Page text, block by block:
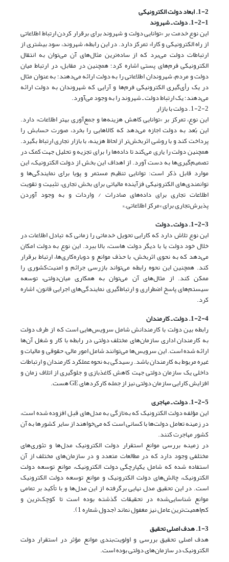
1-2. ابعاد دولت الکترونیکی
1-2-1. دولت ـ شهروند
این نوع خدمت بر »توانایی دولت و شهروند برای ‌برقرار کردن ارتباط اطلاعاتی
از راه الکترونیکی و کارا« تمرکز دارد. در این رابطه‌، شهروند، سود بیشتری از
ارتباطات‌ دولت می‌برد که از ساده‌ترین مثال‌های آن می‌توان به انتقال
‌الکترونیکی‌ فرم‌های پستی اشاره کرد؛ همچنین در مقابل، در ارتباط میان
دولت و مردم، شهروندان اطلاعاتی را به دولت ارائه می‌دهند؛ به عنوان مثال
در یک رأی‌گیری الکترونیکی فرم‌ها و آرایی که شهروندان به دولت ارائه
می‌دهند؛ یک ارتباط دولت ـ شهروند را به وجود می‌آورد.
1-2-2. دولت‌ با بازار
این نوع، ‌تمرکز بر »توانایی کاهش هزینه‌ها و جمع‌آوری بهتر اطلاعات« دارد.
این بُعد به دولت‌ اجازه می‌دهد که‌ کالاهایی‌ را بخرد، صورت‌ حسابش ‌را
پرداخت‌ کند و با روشی‌ اثربخش‌تر از لحاظ‌ هزینه‌، با بازار تجاری ارتباط بگیرد.
همچنین‌ دولت‌ را یاری‌ می‌کند تا داده‌ها را برای‌ تجزیه و تحلیل جهت کمک در
تصمیم‌گیری‌ها به‌ دست آورد. از اهداف این بخش از دولت‌ الکترونیک، این
موارد قابل‌ ذکر است: توانایی تنظیم مستمر و پویا‌ برای‌ نمایندگی‌ها و
توانمندی‌های‌ الکترونیکی‌ فزآینده ‌مالیاتی برای بخش تجاری، تثبیت و تقویت
اطلاعات تجاری برای داده‌های صادرات / واردات‌ و به‌ وجود آوردن
پذیرش‌تجاری برای »مرکز اطلاعاتی.«
1-2-3. دولت ـ دولت
این نوع تلاش دارد که‌ کارایی‌ تحویل خدماتی را زمانی که تبادل اطلاعات در
خلال‌ خود دولت‌ یا با دیگر دولت‌ هاست‌، بالا ببرد. این نوع به دولت امکان
می‌دهد که‌ به‌ نحوی‌ اثربخش‌، با حذف موانع و دوباره‌کاری‌ها، ارتباط‌ برقرار
کند. همچنین‌ این نحوه رابطه می‌تواند بازرسی‌ جرائم و امنیت‌کشوری را
ممکن کند. از مثال‌های آن‌ می‌توان به همکاری میان‌دولتی‌، توسعه
سیستم‌های پاسخ‌ اضطراری ‌و ارتباط‌گیری نمایندگی‌های اجرایی قانون، اشاره
کرد.
1-2-4. دولت ـ کارمندان
رابطه بین دولت با کارمندانش شامل سرویس‌هایی است که از طرف دولت
به کارمندان اداری سازمان‌های مختلف دولتی در رابطه با کار و شغل آن‌ها
ارائه شده است. این سرویس‌ها می‌توانند شامل امور مالی، حقوقی و مالیات و
غیره مربوط به کارمندان باشد. رسیدگی به نحوه عملکرد کارمندان و ارتباطات
داخلی یک سازمان دولتی جهت کاهش کاغذبازی و جلوگیری از اتلاف زمان و
افزایش کارایی سازمان دولتی نیز از جمله کارکردهای GE هست.
1-2-5. دولت ـ مهاجری
این مؤلفه دولت الکترونیک که به‌تازگی به مدل‌های قبل افزوده شده است،
در ‌زمینه تعامل دولت‌ها با کسانی است که می‌خواهند از سایر کشورها به آن
کشور مهاجرت کنند.
در زمینه بررسی موانع استقرار دولت الکترونیک مدل‌ها و تئوری‌های
مختلفی وجود دارد که در مطالعات متعدد و در سازمان‌های مختلف از آن
استفاده شده که شامل یکپارچگی دولت الکترونیک، موانع توسعه دولت
الکترونیک، چالش‌های دولت الکترونیک و موانع توسعه دولت الکترونیک
است. در این تحقیق مدل نهایی برگرفته از این مدل‌ها و با تأکید بر تمامی
موانع شناسایی‌شده در تحقیقات گذشته بوده است تا کوچک‌ترین و
کم‌اهمیت‌ترین عامل نیز مغفول نماند (جدول شماره 1).
1-3. هدف اصلی تحقیق
هدف اصلی تحقیق بررسی و اولویت‌بندی موانع مؤثر در استقرار دولت
الکترونیک در سازمان‌های دولتی بوده است.